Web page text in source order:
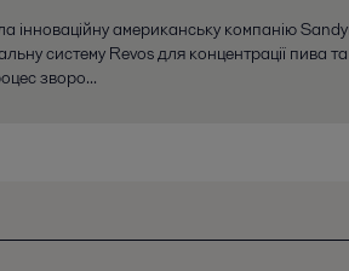
американську компанію
систему Revos для концентрації пива
зворо...